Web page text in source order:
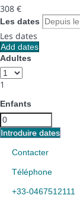
308 €
Les dates
Les dates
Add dates
Adultes
1
Enfants
Introduire dates
Contacter
Téléphone
+33-0467512111